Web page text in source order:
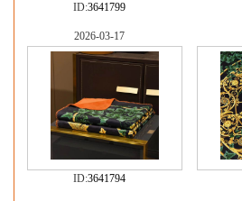
ID:3641799
2026-03-17
ID:3641794